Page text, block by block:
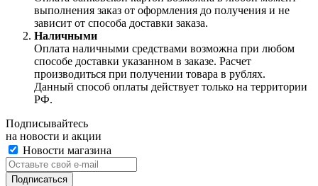
выполнения заказ от оформления до получения и не
зависит от способа доставки заказа.
Наличными
Оплата наличными средствами возможна при любом
способе доставки указанном в заказе. Расчет
производиться при получении товара в рублях.
Данный способ оплаты действует только на территории
РФ.
Подписывайтесь
на новости и акции
Новости магазина